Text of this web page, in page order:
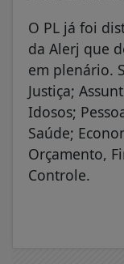
O PL já foi
da Alerj que
em plenário.
Justiça;
Idosos;
Saúde;
Orçamento,
Controle.